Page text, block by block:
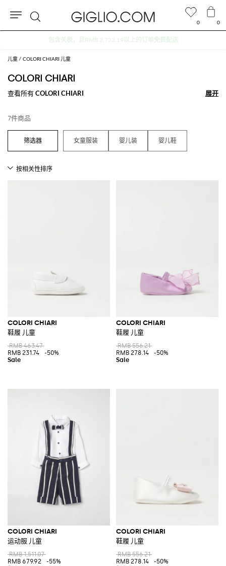
儿童 COLORI CHIARI 儿童
COLORI CHIARI
查看所有COLORI CHIARI 展开
展开
7件商品
女童服装 婴儿装 婴儿鞋
COLORI CHIARI
鞋履 儿童
RMB 463.47
RMB 231.74
-50%
COLORI CHIARI
鞋履 儿童
RMB 556.21
RMB 278.14
-50%
COLORI CHIARI
运动服 儿童
RMB 1,511.07
RMB 679.92
-55%
COLORI CHIARI
鞋履 儿童
RMB 556.21
RMB 278.14
-50%
0 0